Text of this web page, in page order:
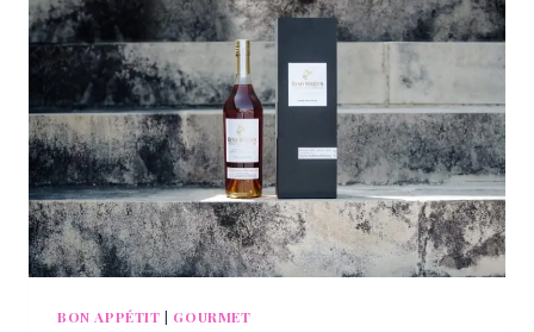
CON
COSMICO
BON APPÉTIT | GOURMET